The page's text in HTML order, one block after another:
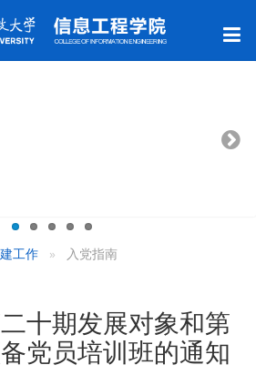
工作 入党指南
十期发展对象和第
党员培训班的通知